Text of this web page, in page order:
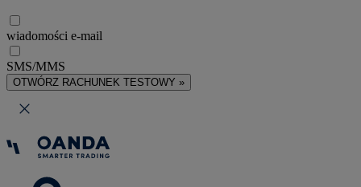
wiadomości e-mail
SMS/MMS
OTWÓRZ RACHUNEK TESTOWY »